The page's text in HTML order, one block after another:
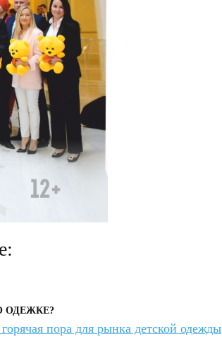
пора для рынка детской одежды